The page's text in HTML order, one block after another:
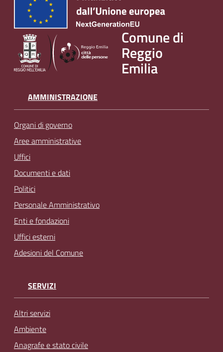
Comune di
Reggio
Emilia
AMMINISTRAZIONE
Organi di governo
Aree amministrative
Uffici
Documenti e dati
Politici
Personale Amministrativo
Enti e fondazioni
Uffici esterni
Adesioni del Comune
SERVIZI
Altri servizi
Ambiente
Anagrafe e stato civile